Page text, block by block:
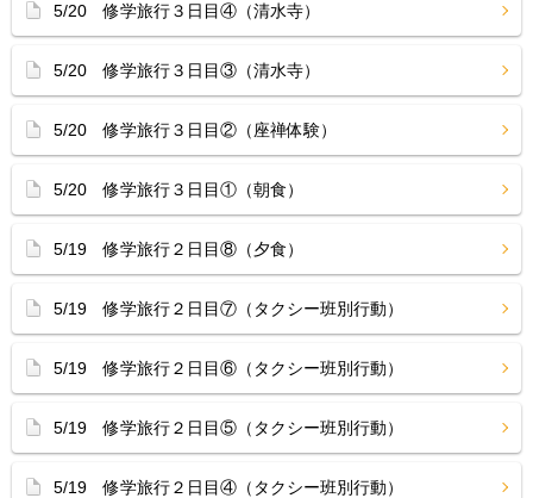
5/20 修学旅行３日目④（清水寺）
5/20 修学旅行３日目③（清水寺）
5/20 修学旅行３日目②（座禅体験）
5/20 修学旅行３日目①（朝食）
5/19 修学旅行２日目⑧（夕食）
5/19 修学旅行２日目⑦（タクシー班別行動）
5/19 修学旅行２日目⑥（タクシー班別行動）
5/19 修学旅行２日目⑤（タクシー班別行動）
5/19 修学旅行２日目④（タクシー班別行動）